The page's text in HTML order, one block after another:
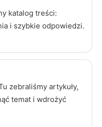
katalog treści:
i szybkie odpowiedzi.
zebraliśmy artykuły,
temat i wdrożyć